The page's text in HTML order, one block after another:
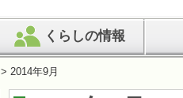
くらしの情報
> 2014年9月